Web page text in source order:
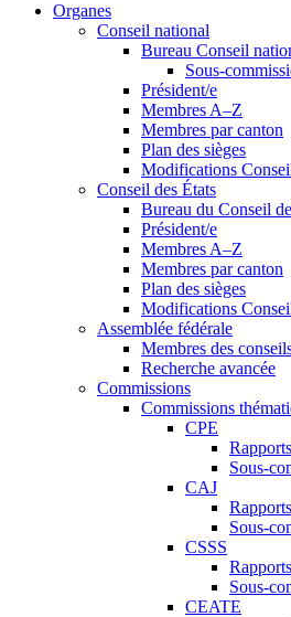
Organes
Conseil national
Bureau Conseil
Sous-
Président/e
Membres A–Z
Membres par canton
Plan des sièges
Modifications
Conseil des États
Bureau du Conseil
Président/e
Membres A–Z
Membres par canton
Plan des sièges
Modifications
Assemblée fédérale
Membres des
Recherche avancée
Commissions
Commissions
CPE
Sous-
CAJ
Sous-
CSSS
Sous-
CEATE